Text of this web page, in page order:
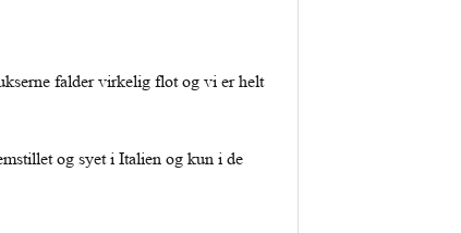
falder virkelig flot og vi er helt
og syet i Italien og kun i de